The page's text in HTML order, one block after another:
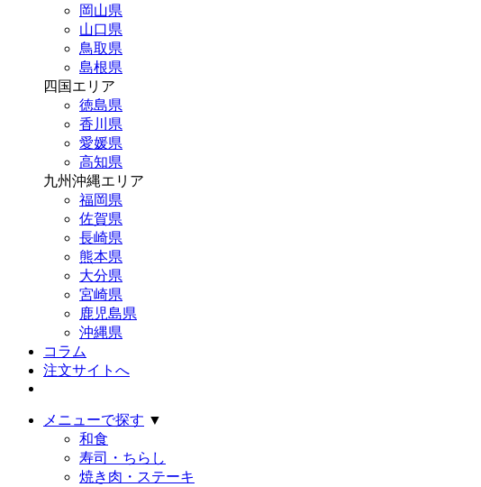
岡山県
山口県
鳥取県
島根県
四国エリア
徳島県
香川県
愛媛県
高知県
九州沖縄エリア
福岡県
佐賀県
長崎県
熊本県
大分県
宮崎県
鹿児島県
沖縄県
コラム
注文サイトへ
メニューで探す ▼
和食
寿司・ちらし
焼き肉・ステーキ